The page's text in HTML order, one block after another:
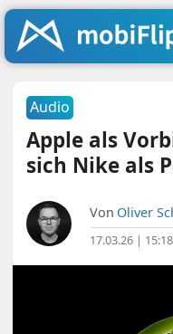
Audio
Apple als
sich Nike als
Von Oliver
17.03.26 |